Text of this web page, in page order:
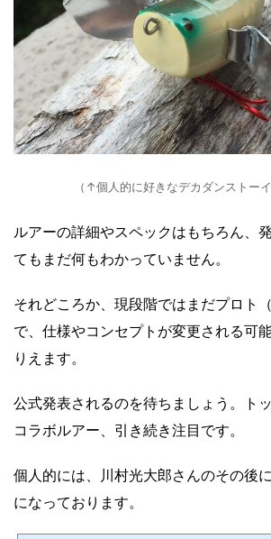
（↑個人的に好きなデカダンストーイ
ルアーの詳細やスペックはもちろん、
てもまだ何もわかっていません。
それどころか、現段階ではまだプロト
で、仕様やコンセプトが変更される可
りえます。
公式発表されるのを待ちましょう。ト
コラボルアー、引き続き注目です。
個人的には、川村光大郎さんのその後
になっております。